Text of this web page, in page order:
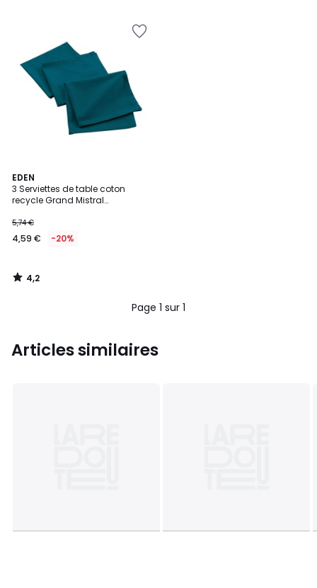
EDEN
3 Serviettes de table coton
recycle Grand Mistral
5,74 €
4,59 € -20%
4,2
/ 5
4,2
/
Page 1 sur 1
Articles similaires